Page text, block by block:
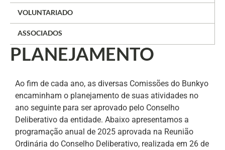
VOLUNTARIADO
ASSOCIADOS
PLANEJAMENTO
Ao fim de cada ano, as diversas Comissões do Bunkyo
encaminham o planejamento de suas atividades no
ano seguinte para ser aprovado pelo Conselho
Deliberativo da entidade. Abaixo apresentamos a
programação anual de 2025 aprovada na Reunião
Ordinária do Conselho Deliberativo, realizada em 26 de